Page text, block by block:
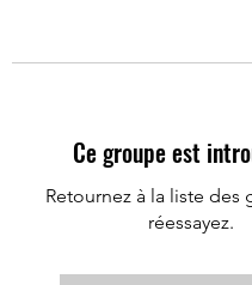
Ce groupe est
Retournez à la liste des
réessayez.